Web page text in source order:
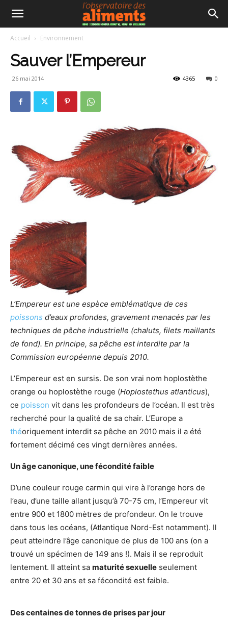
Accueil Environnement
Sauver l’Empereur
26 mai 2014 0
4365
L’Empereur est une espèce emblématique de ces
poissons d’eaux profondes, gravement menacés par les
techniques de pêche industrielle (chaluts, filets maillants
de fond). En principe, sa pêche est interdite par la
Commission européenne depuis 2010.
L’Empereur est en sursis. De son vrai nom hoplostèthe
orange ou hoplostèthe rouge (Hoplostethus atlanticus),
ce poisson vit dans les profondeurs de l’océan. Il est très
recherché pour la qualité de sa chair. L’Europe a
théoriquement interdit sa pêche en 2010 mais il a été
fortement décimé ces vingt dernières années.
Un âge canonique, une fécondité faible
D’une couleur rouge carmin qui vire à l’orange hors de
l’eau, d’une taille allant jusqu’à 70-75 cm, l’Empereur vit
entre 900 et 1800 mètres de profondeur. On le trouve
dans tous les océans, (Atlantique Nord-Est notamment). Il
peut atteindre l’âge canonique de plus de 100 ans (on a
trouvé un spécimen de 149 ans !). Mais il se reproduit
lentement. Il atteint sa maturité sexuelle seulement
entre 20 et 30 ans et sa fécondité est faible.
Des centaines de tonnes de prises par jour